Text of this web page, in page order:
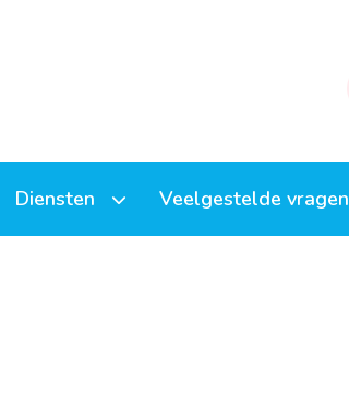
Diensten Veelgestelde vragen